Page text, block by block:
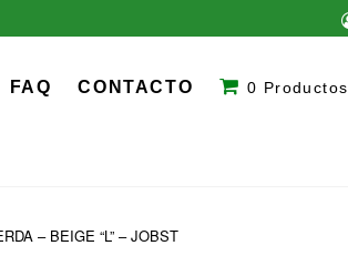
FAQ CONTACTO 0 Productos
– BEIGE “L” – JOBST